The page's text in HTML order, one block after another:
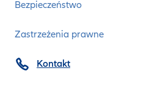
Bezpieczeństwo
Zastrzeżenia prawne
Kontakt